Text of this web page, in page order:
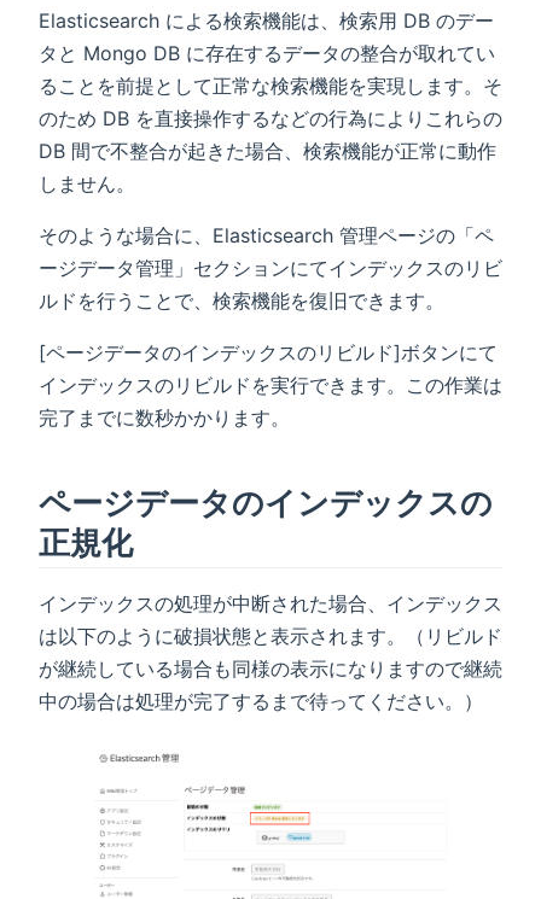
Elasticsearch による検索機能は、検索用 DB のデー
タと Mongo DB に存在するデータの整合が取れてい
ることを前提として正常な検索機能を実現します。そ
のため DB を直接操作するなどの行為によりこれらの
DB 間で不整合が起きた場合、検索機能が正常に動作
しません。
そのような場合に、Elasticsearch 管理ページの「ペ
ージデータ管理」セクションにてインデックスのリビ
ルドを行うことで、検索機能を復旧できます。
[ページデータのインデックスのリビルド]ボタンにて
インデックスのリビルドを実行できます。この作業は
完了までに数秒かかります。
ページデータのインデックスの
正規化
インデックスの処理が中断された場合、インデックス
は以下のように破損状態と表示されます。（リビルド
が継続している場合も同様の表示になりますので継続
中の場合は処理が完了するまで待ってください。）